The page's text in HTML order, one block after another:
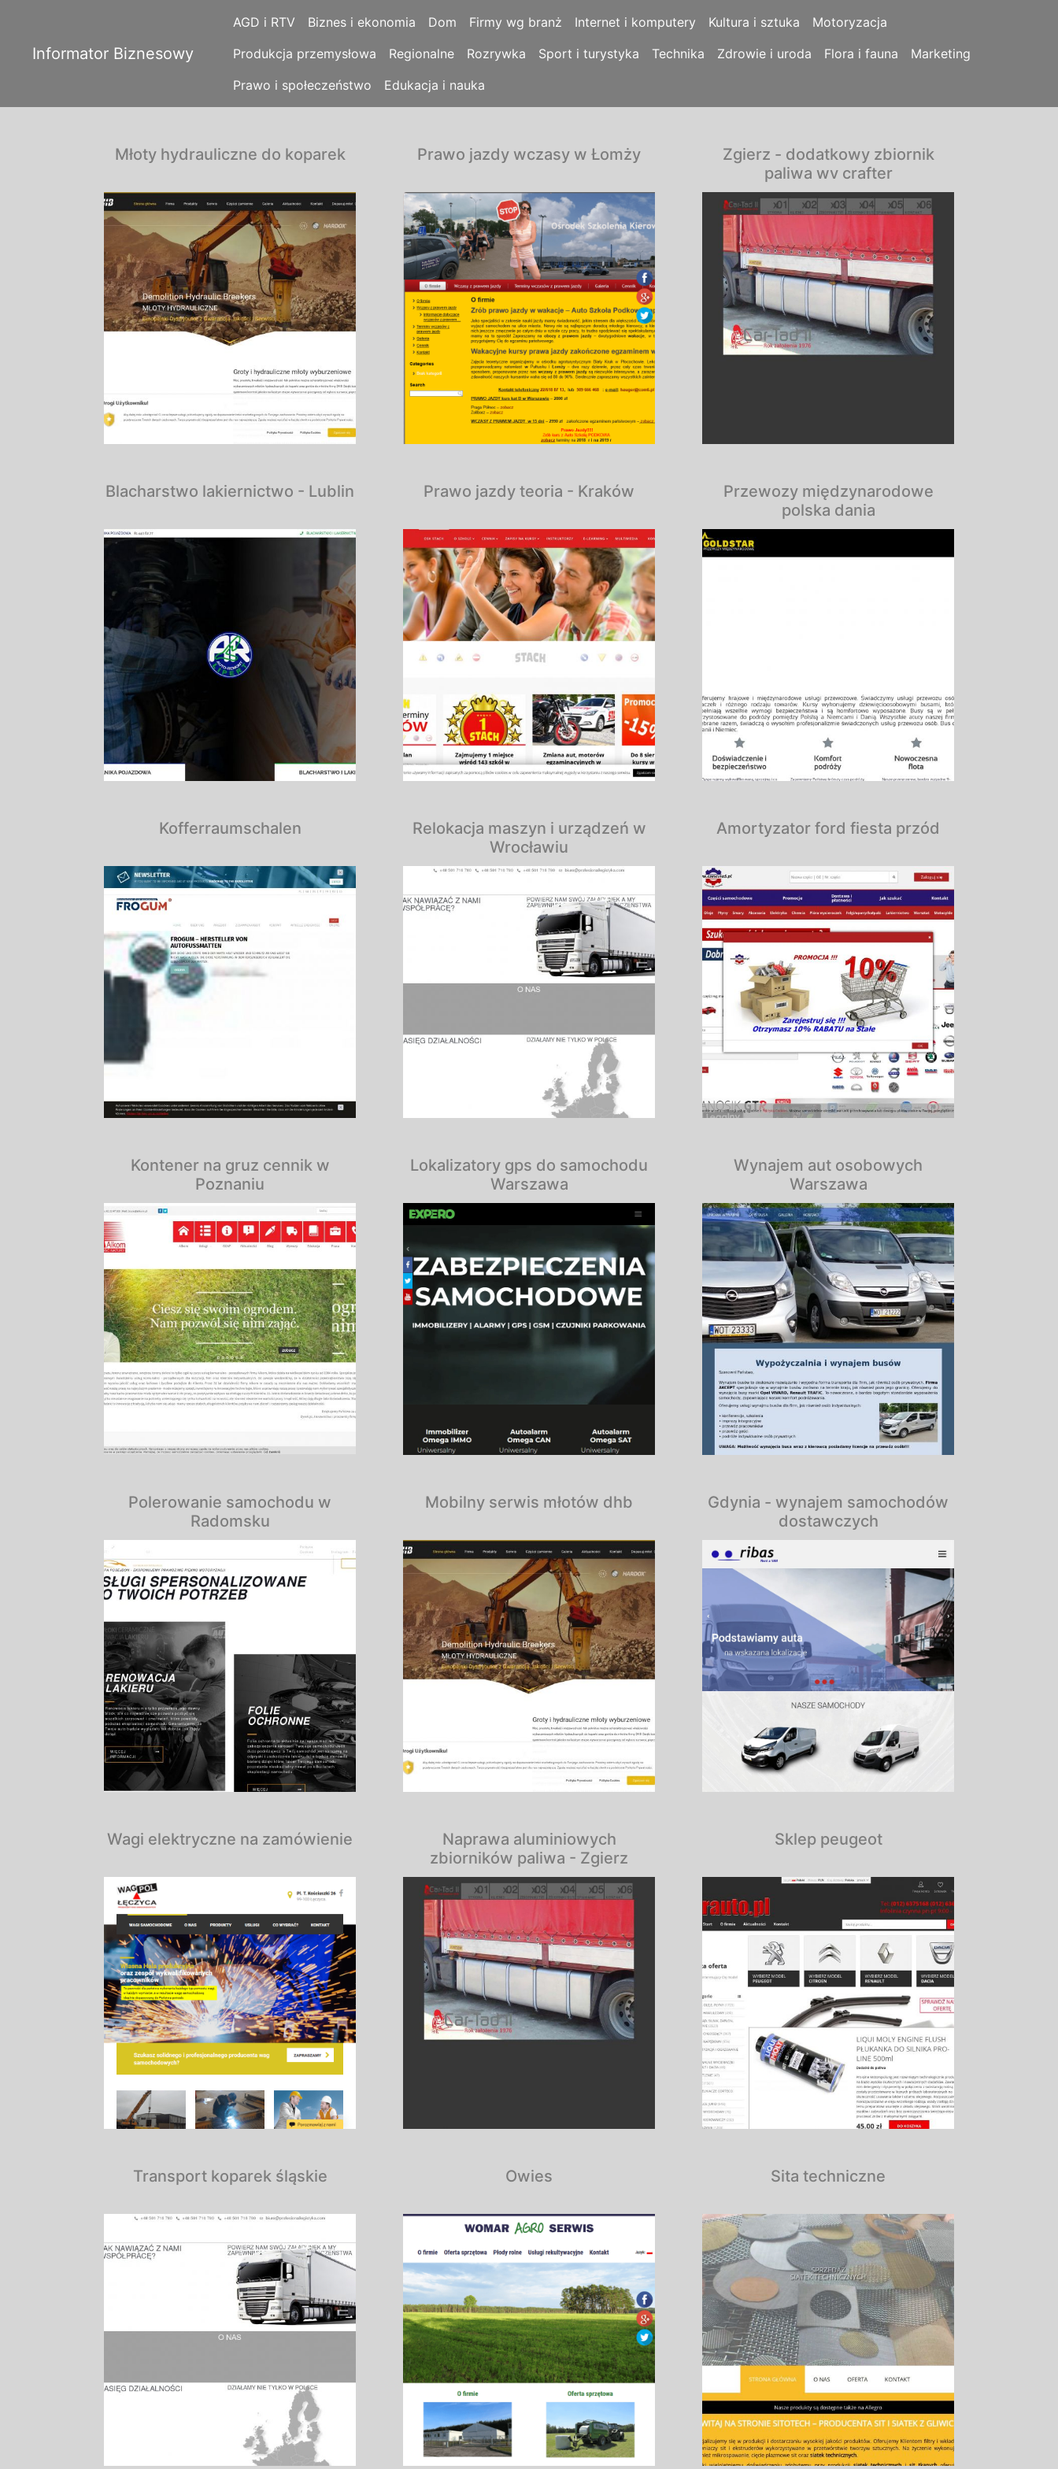
Informator Biznesowy
AGD i RTV Biznes i ekonomia Dom Firmy wg branż Internet i komputery Kultura i sztuka
Motoryzacja
Produkcja przemysłowa
Regionalne Rozrywka Sport i turystyka Technika Zdrowie i uroda Flora i fauna
Marketing
Prawo i społeczeństwo
Edukacja i nauka
Młoty hydrauliczne do koparek Prawo jazdy wczasy w Łomży
Zgierz - dodatkowy zbiornik
paliwa wv crafter
Blacharstwo lakiernictwo - Lublin Prawo jazdy teoria - Kraków
Przewozy międzynarodowe
polska dania
Kofferraumschalen
Relokacja maszyn i urządzeń w
Wrocławiu
Amortyzator ford fiesta przód
Kontener na gruz cennik w
Poznaniu
Lokalizatory gps do samochodu
Warszawa
Wynajem aut osobowych
Warszawa
Polerowanie samochodu w
Radomsku
Mobilny serwis młotów dhb
Gdynia - wynajem samochodów
dostawczych
Wagi elektryczne na zamówienie
Naprawa aluminiowych
zbiorników paliwa - Zgierz
Sklep peugeot
Transport koparek śląskie Owies Sita techniczne